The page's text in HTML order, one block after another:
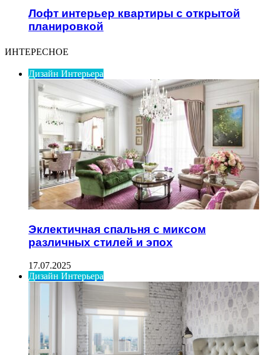
Лофт интерьер квартиры с открытой
планировкой
ИНТЕРЕСНОЕ
Дизайн Интерьера
Эклектичная спальня с миксом
различных стилей и эпох
17.07.2025
Дизайн Интерьера